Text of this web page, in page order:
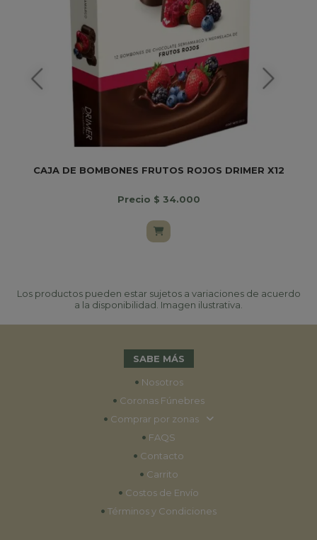
CAJA DE BOMBONES FRUTOS ROJOS DRIMER X12
Precio $ 34.000
Los productos pueden estar sujetos a variaciones de acuerdo
a la disponibilidad. Imagen ilustrativa.
SABE MÁS
• Nosotros
• Coronas Fúnebres
• Comprar por zonas
• FAQS
• Contacto
• Carrito
• Costos de Envío
• Términos y Condiciones